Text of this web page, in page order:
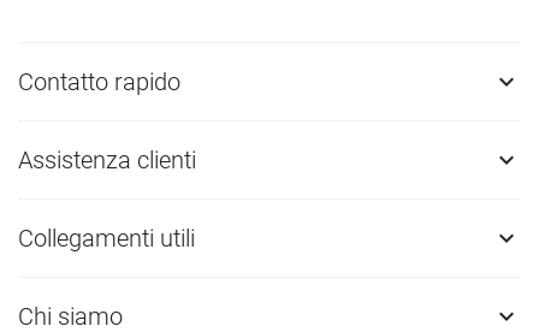
Contatto rapido 
Assistenza clienti 
Collegamenti utili 
Chi siamo 